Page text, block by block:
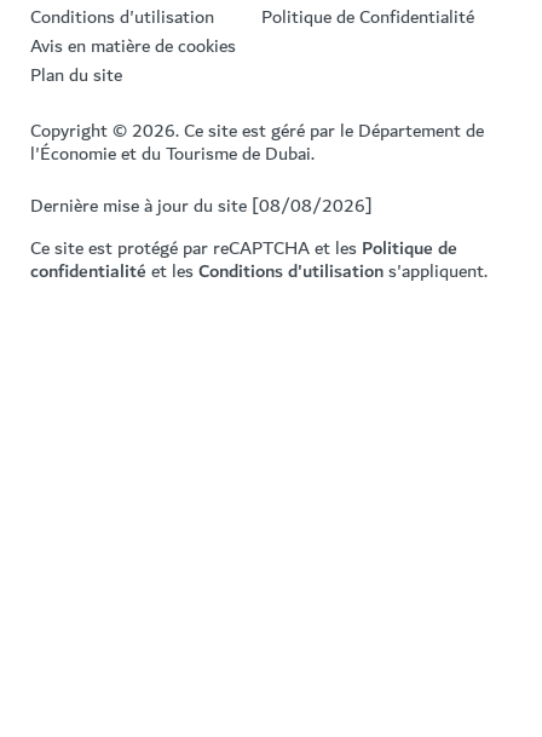
Conditions d'utilisation
Politique de Confidentialité
Avis en matière de cookies
Plan du site
Copyright © 2026. Ce site est géré par le Département de
l'Économie et du Tourisme de Dubai.
Dernière mise à jour du site [08/08/2026]
Ce site est protégé par reCAPTCHA et lesPolitique de
confidentialitéet lesConditions d'utilisations'appliquent.